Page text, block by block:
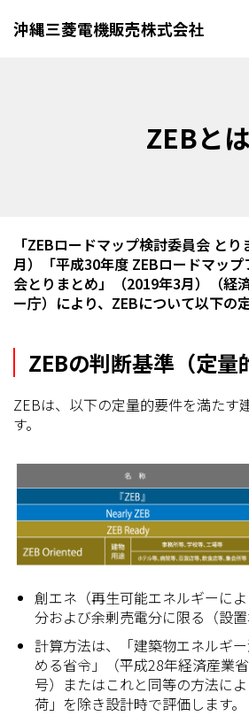
沖縄三菱電機販売株式会社
ZEBとは
「ZEBロードマップ検討委員会 と
月）「平成30年度 ZEBロードマップ
会とりまとめ」（2019年3月）（経
ー庁）により、ZEBについて以下の
ZEBの判断基準（定量
ZEBは、以下の定量的要件を満たす
す。
創エネ（再生可能エネルギーに
分および余剰売電分に限る（設置
計算方法は、「建築物エネルギ
める省令」（平成28年経済産業
号）またはこれと同等の方法に
荷」を除き設計時で評価します。